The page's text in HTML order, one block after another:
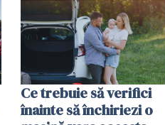
Ce trebuie să verifici
înainte să închiriezi o